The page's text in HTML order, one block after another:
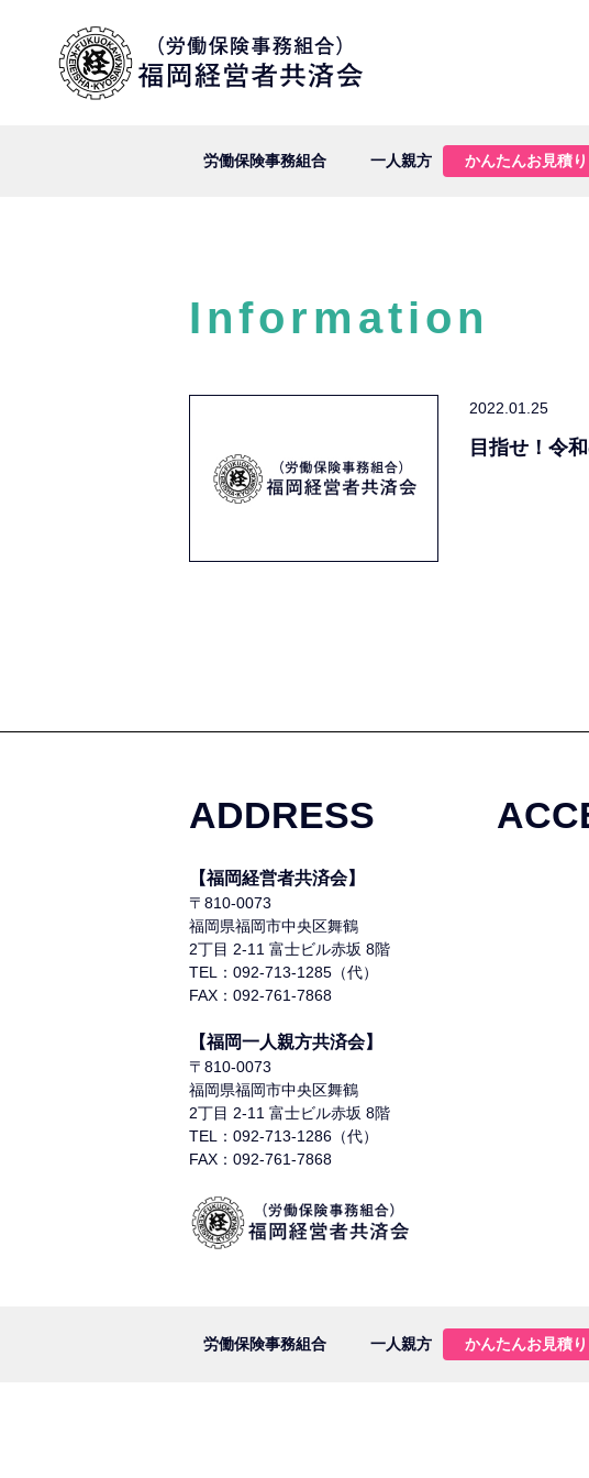
労働保険事務組合 一人親方 かんたんお見積
Information
2022.01.25
目指せ！令
ADDRESS
【福岡経営者共済会】
〒810-0073
福岡県福岡市中央区舞鶴
2丁目 2-11 富士ビル赤坂 8階
TEL：092-713-1285（代）
FAX：092-761-7868
【福岡一人親方共済会】
〒810-0073
福岡県福岡市中央区舞鶴
2丁目 2-11 富士ビル赤坂 8階
TEL：092-713-1286（代）
FAX：092-761-7868
労働保険事務組合 一人親方 かんたんお見積